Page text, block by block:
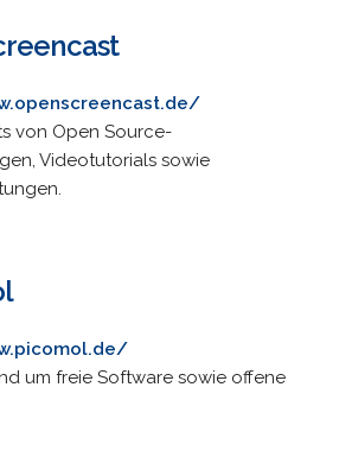
von Open Source-
Videotutorials sowie
um freie Software sowie offene